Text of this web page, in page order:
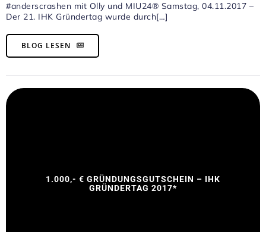
#anderscrashen mit Olly und MIU24® Samstag, 04.11.2017 –
Der 21. IHK Gründertag wurde durch[…]
BLOG LESEN
1.000,- € GRÜNDUNGSGUTSCHEIN – IHK
GRÜNDERTAG 2017*